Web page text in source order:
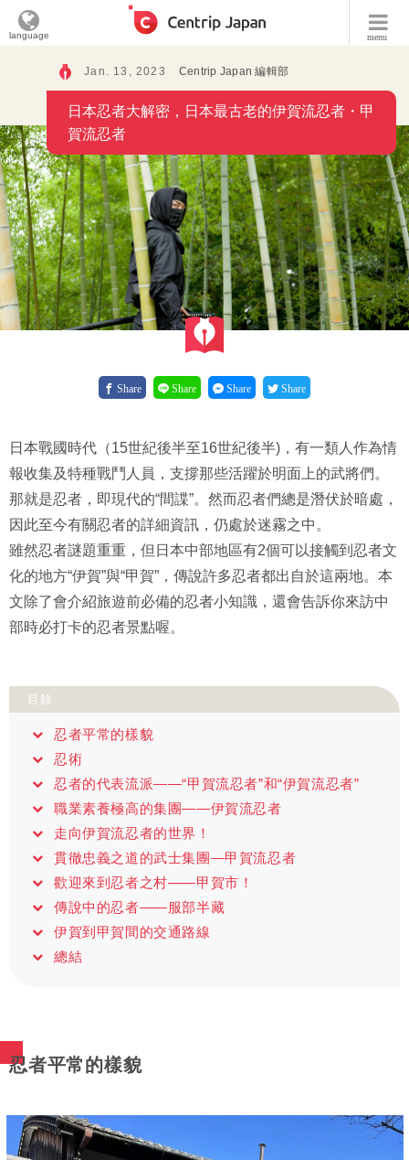
menu
language
Jan. 13, 2023 Centrip Japan 編輯部
日本忍者大解密，日本最古老的伊賀流忍者・甲
賀流忍者
Share Share Share Share
日本戰國時代（15世紀後半至16世紀後半)，有一類人作為情
報收集及特種戰鬥人員，支撐那些活躍於明面上的武將們。
那就是忍者，即現代的“間諜”。然而忍者們總是潛伏於暗處，
因此至今有關忍者的詳細資訊，仍處於迷霧之中。
雖然忍者謎題重重，但日本中部地區有2個可以接觸到忍者文
化的地方“伊賀”與“甲賀”，傳說許多忍者都出自於這兩地。本
文除了會介紹旅遊前必備的忍者小知識，還會告訴你來訪中
部時必打卡的忍者景點喔。
目錄
忍者平常的樣貌
忍術
忍者的代表流派——“甲賀流忍者”和“伊賀流忍者”
職業素養極高的集團——伊賀流忍者
走向伊賀流忍者的世界！
貫徹忠義之道的武士集團—甲賀流忍者
歡迎來到忍者之村——甲賀市！
傳說中的忍者——服部半藏
伊賀到甲賀間的交通路線
總結
忍者平常的樣貌